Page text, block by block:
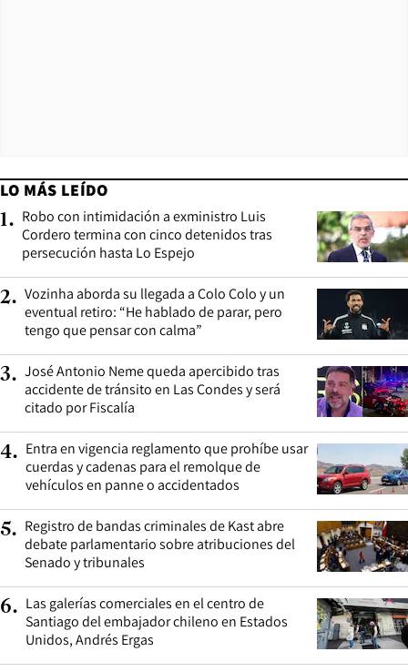
LO MÁS LEÍDO
1. Robo con intimidación a exministro Luis
Cordero termina con cinco detenidos tras
persecución hasta Lo Espejo
2. Vozinha aborda su llegada a Colo Colo y un
eventual retiro: “He hablado de parar, pero
tengo que pensar con calma”
3. José Antonio Neme queda apercibido tras
accidente de tránsito en Las Condes y será
citado por Fiscalía
4. Entra en vigencia reglamento que prohíbe usar
cuerdas y cadenas para el remolque de
vehículos en panne o accidentados
5. Registro de bandas criminales de Kast abre
debate parlamentario sobre atribuciones del
Senado y tribunales
6. Las galerías comerciales en el centro de
Santiago del embajador chileno en Estados
Unidos, Andrés Ergas